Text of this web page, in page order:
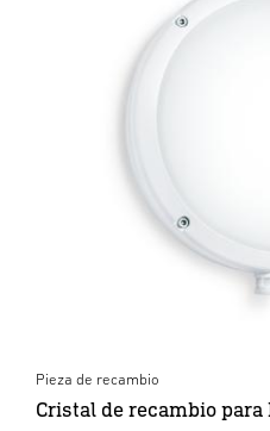
Pieza de recambio
Cristal de recambio para